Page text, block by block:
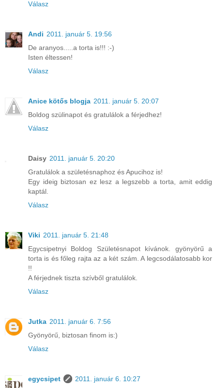
Válasz
Andi 2011. január 5. 19:56
De aranyos.....a torta is!!! :-)
Isten éltessen!
Válasz
Anice kötős blogja 2011. január 5. 20:07
Boldog szülinapot és gratulálok a férjedhez!
Válasz
Daisy 2011. január 5. 20:20
Gratulálok a születésnaphoz és Apucihoz is!
Egy ideig biztosan ez lesz a legszebb a torta, amit eddig
kaptál.
Válasz
Viki 2011. január 5. 21:48
Egycsipetnyi Boldog Születésnapot kívánok. gyönyörű a
torta is és főleg rajta az a két szám. A legcsodálatosabb kor
!!
A férjednek tiszta szívből gratulálok.
Válasz
Jutka 2011. január 6. 7:56
Gyönyörű, biztosan finom is:)
Válasz
egycsipet
2011. január 6. 10:27